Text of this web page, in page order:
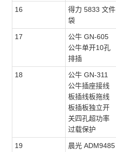
16
得力 5833 文件
袋
17
公牛 GN-605
公牛单开10孔
排插
18
公牛 GN-311
公牛插座接线
板插线板拖线
板插板独立开
关四孔超功率
过载保护
19
晨光 ADM9485